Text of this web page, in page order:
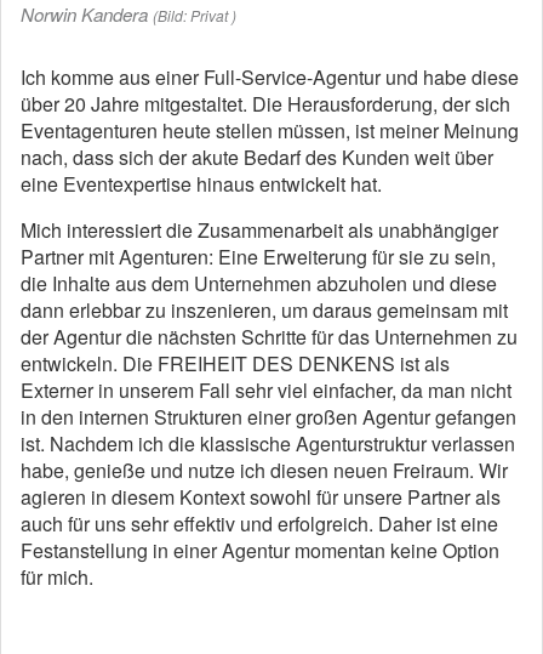
Norwin Kandera (Bild: Privat )
Ich komme aus einer Full-Service-Agentur und habe diese
über 20 Jahre mitgestaltet. Die Herausforderung, der sich
Eventagenturen heute stellen müssen, ist meiner Meinung
nach, dass sich der akute Bedarf des Kunden weit über
eine Eventexpertise hinaus entwickelt hat.
Mich interessiert die Zusammenarbeit als unabhängiger
Partner mit Agenturen: Eine Erweiterung für sie zu sein,
die Inhalte aus dem Unternehmen abzuholen und diese
dann erlebbar zu inszenieren, um daraus gemeinsam mit
der Agentur die nächsten Schritte für das Unternehmen zu
entwickeln. Die FREIHEIT DES DENKENS ist als
Externer in unserem Fall sehr viel einfacher, da man nicht
in den internen Strukturen einer großen Agentur gefangen
ist. Nachdem ich die klassische Agenturstruktur verlassen
habe, genieße und nutze ich diesen neuen Freiraum. Wir
agieren in diesem Kontext sowohl für unsere Partner als
auch für uns sehr effektiv und erfolgreich. Daher ist eine
Festanstellung in einer Agentur momentan keine Option
für mich.